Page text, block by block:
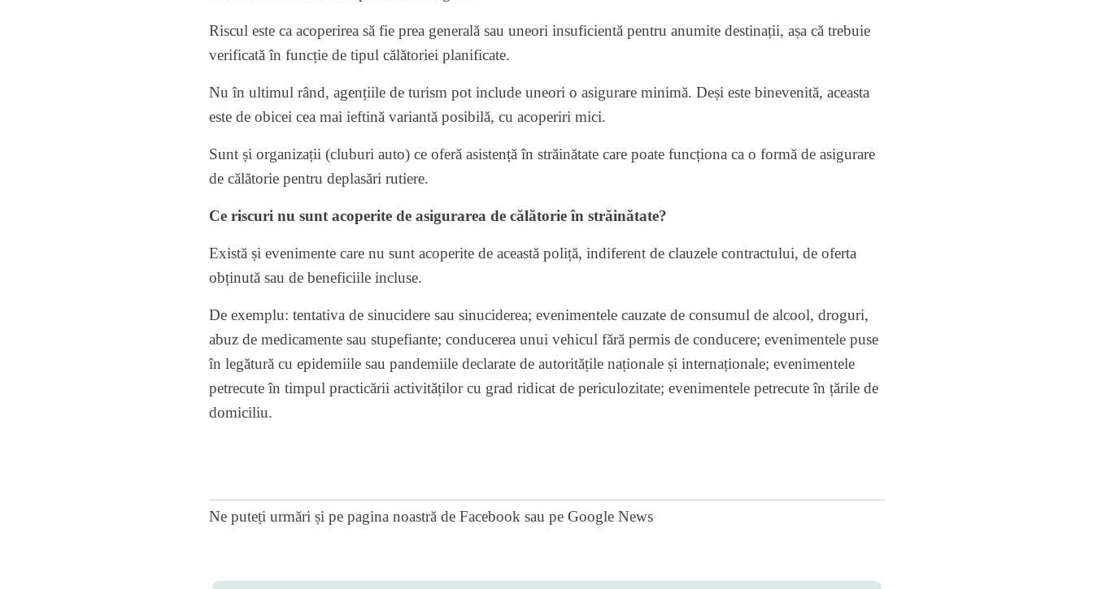
Riscul este ca acoperirea să fie prea generală sau uneori insuficientă pentru anumite destinații, așa că trebuie
verificată în funcție de tipul călătoriei planificate.
Nu în ultimul rând, agențiile de turism pot include uneori o asigurare minimă. Deși este binevenită, aceasta
este de obicei cea mai ieftină variantă posibilă, cu acoperiri mici.
Sunt și organizații (cluburi auto) ce oferă asistență în străinătate care poate funcționa ca o formă de asigurare
de călătorie pentru deplasări rutiere.
Ce riscuri nu sunt acoperite de asigurarea de călătorie în străinătate?
Există și evenimente care nu sunt acoperite de această poliță, indiferent de clauzele contractului, de oferta
obținută sau de beneficiile incluse.
De exemplu: tentativa de sinucidere sau sinuciderea; evenimentele cauzate de consumul de alcool, droguri,
abuz de medicamente sau stupefiante; conducerea unui vehicul fără permis de conducere; evenimentele puse
în legătură cu epidemiile sau pandemiile declarate de autoritățile naționale și internaționale; evenimentele
petrecute în timpul practicării activităților cu grad ridicat de periculozitate; evenimentele petrecute în țările de
domiciliu.
Ne puteți urmări și pe pagina noastră de Facebook sau pe Google News